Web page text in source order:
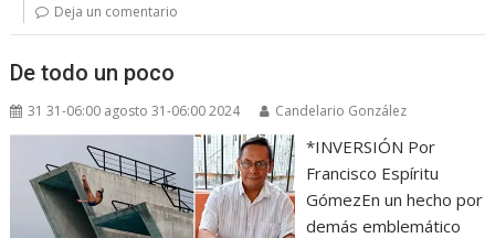
Deja un comentario
De todo un poco
31 31-06:00 agosto 31-06:00 2024 Candelario González
*INVERSIÓN Por
Francisco Espíritu
GómezEn un hecho por
demás emblemático